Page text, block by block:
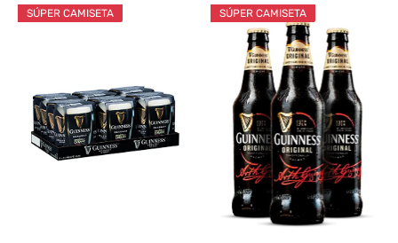
SÚPER CAMISETA SÚPER CAMISETA